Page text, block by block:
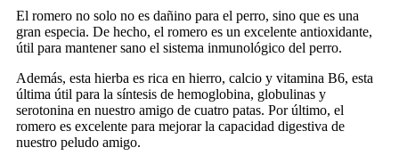
El romero no solo no es dañino para el perro, sino que es una
gran especia. De hecho, el romero es un excelente antioxidante,
útil para mantener sano el sistema inmunológico del perro.
Además, esta hierba es rica en hierro, calcio y vitamina B6, esta
última útil para la síntesis de hemoglobina, globulinas y
serotonina en nuestro amigo de cuatro patas. Por último, el
romero es excelente para mejorar la capacidad digestiva de
nuestro peludo amigo.